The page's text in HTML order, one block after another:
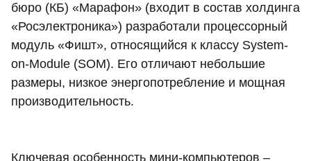
бюро (КБ) «Марафон» (входит в состав холдинга
«Росэлектроника») разработали процессорный
модуль «Фишт», относящийся к классу System-
on-Module (SOM). Его отличают небольшие
размеры, низкое энергопотребление и мощная
производительность.
Ключевая особенность мини-компьютеров –